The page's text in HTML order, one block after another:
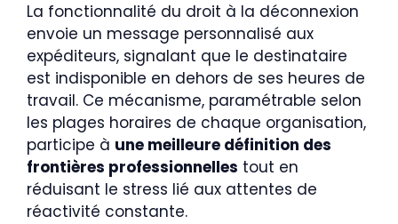
La fonctionnalité du droit à la déconnexion
envoie un message personnalisé aux
expéditeurs, signalant que le destinataire
est indisponible en dehors de ses heures de
travail. Ce mécanisme, paramétrable selon
les plages horaires de chaque organisation,
participe à une meilleure définition des
frontières professionnelles tout en
réduisant le stress lié aux attentes de
réactivité constante.